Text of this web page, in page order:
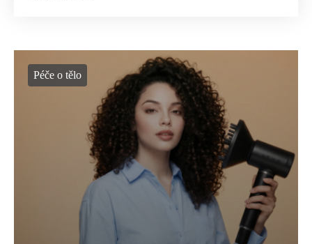
Péče o tělo